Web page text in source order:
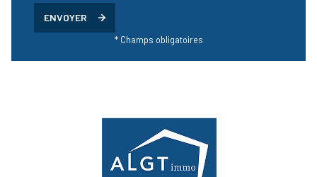
ENVOYER
* Champs obligatoires